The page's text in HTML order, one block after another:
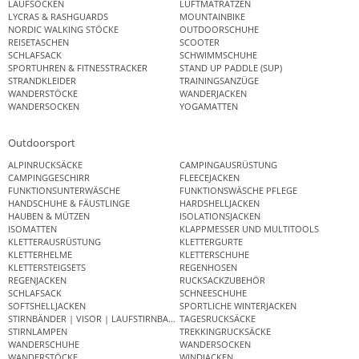
LAUFSOCKEN
LUFTMATRATZEN
LYCRAS & RASHGUARDS
MOUNTAINBIKE
NORDIC WALKING STÖCKE
OUTDOORSCHUHE
REISETASCHEN
SCOOTER
SCHLAFSACK
SCHWIMMSCHUHE
SPORTUHREN & FITNESSTRACKER
STAND UP PADDLE (SUP)
STRANDKLEIDER
TRAININGSANZÜGE
WANDERSTÖCKE
WANDERJACKEN
WANDERSOCKEN
YOGAMATTEN
Outdoorsport
ALPINRUCKSÄCKE
CAMPINGAUSRÜSTUNG
CAMPINGGESCHIRR
FLEECEJACKEN
FUNKTIONSUNTERWÄSCHE
FUNKTIONSWÄSCHE PFLEGE
HANDSCHUHE & FÄUSTLINGE
HARDSHELLJACKEN
HAUBEN & MÜTZEN
ISOLATIONSJACKEN
ISOMATTEN
KLAPPMESSER UND MULTITOOLS
KLETTERAUSRÜSTUNG
KLETTERGURTE
KLETTERHELME
KLETTERSCHUHE
KLETTERSTEIGSETS
REGENHOSEN
REGENJACKEN
RUCKSACKZUBEHÖR
SCHLAFSACK
SCHNEESCHUHE
SOFTSHELLJACKEN
SPORTLICHE WINTERJACKEN
STIRNBÄNDER | VISOR | LAUFSTIRNBANDTAGESRUCKSÄCKE
STIRNLAMPEN
TREKKINGRUCKSÄCKE
WANDERSCHUHE
WANDERSOCKEN